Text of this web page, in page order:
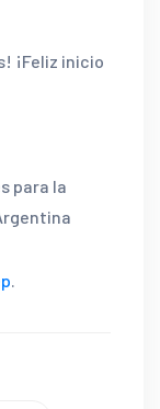
¡Feliz inicio
para la
.